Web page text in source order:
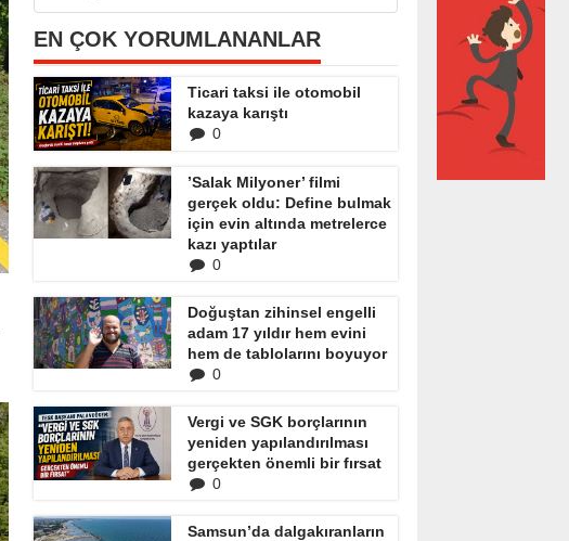
EN ÇOK YORUMLANANLAR
Ticari taksi ile otomobil
kazaya karıştı
0
’Salak Milyoner’ filmi
gerçek oldu: Define bulmak
için evin altında metrelerce
kazı yaptılar
0
Doğuştan zihinsel engelli
adam 17 yıldır hem evini
hem de tablolarını boyuyor
0
Vergi ve SGK borçlarının
yeniden yapılandırılması
gerçekten önemli bir fırsat
0
Samsun’da dalgakıranların